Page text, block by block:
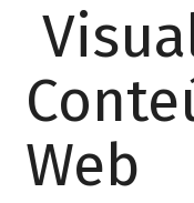
Web